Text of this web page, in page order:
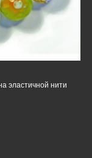
эластичной нити